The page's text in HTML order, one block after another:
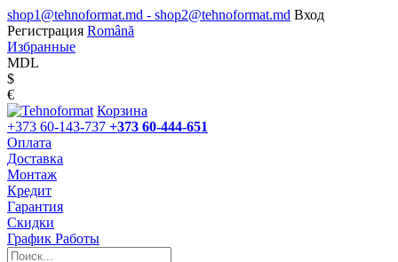
shop1@tehnoformat.md - shop2@tehnoformat.md Вход
Регистрация Română
Избранные
MDL
$
€
Корзина
+373 60-143-737 +373 60-444-651
Оплата
Доставка
Монтаж
Кредит
Гарантия
Скидки
График Работы